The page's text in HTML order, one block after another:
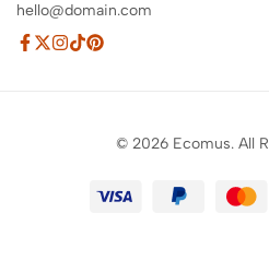
hello@domain.com
© 2026 Ecomus. All